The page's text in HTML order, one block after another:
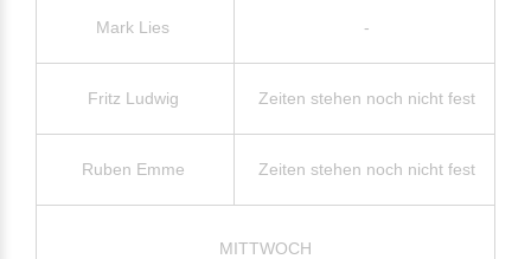
Mark Lies -
Fritz Ludwig Zeiten stehen noch nicht fest
Ruben Emme Zeiten stehen noch nicht fest
MITTWOCH